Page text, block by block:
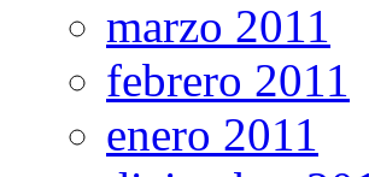
marzo 2011
febrero 2011
enero 2011